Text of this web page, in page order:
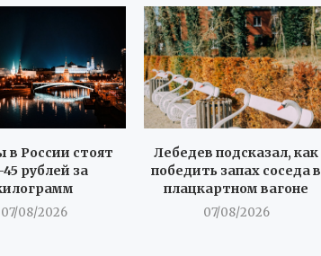
в России стоят
рублей за
07/08/2026
Лебедев подсказал, как
победить запах соседа в
плацкартном вагоне
07/08/2026